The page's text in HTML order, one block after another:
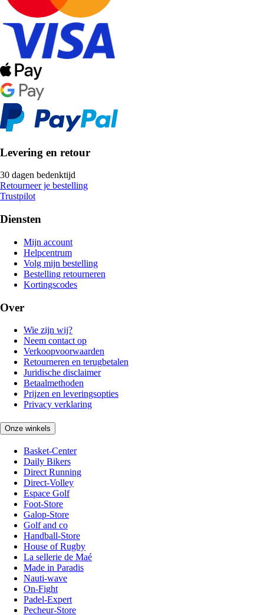
Levering en retour
30 dagen bedenktijd
Retourneer je bestelling
Trustpilot
Diensten
Mijn account
Helpcentrum
Volg mijn bestelling
Bestelling retourneren
Kortingscodes
Over
Wie zijn wij?
Neem contact op
Verkoopvoorwaarden
Retourneren en terugbetalen
Juridische disclaimer
Betaalmethoden
Prijzen en leveringsopties
Privacy verklaring
Onze winkels
Basket-Center
Daily Bikers
Direct Running
Direct-Volley
Espace Golf
Foot-Store
Galop-Store
Golf and co
Handball-Store
House of Rugby
La sellerie de Maé
Made in Paradis
Nauti-wave
On-Fight
Padel-Expert
Pecheur-Store